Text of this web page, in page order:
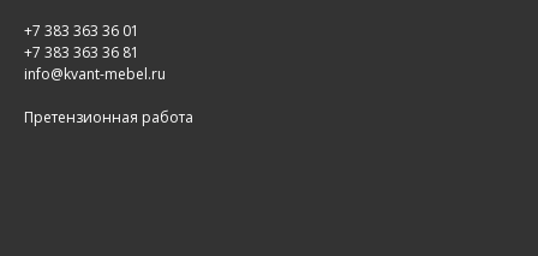
+7 383 363 36 01
+7 383 363 36 81
info@kvant-mebel.ru
Претензионная работа